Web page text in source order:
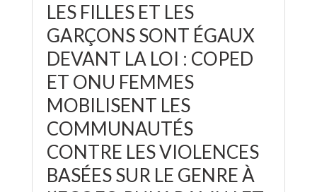
LES FILLES ET LES
GARÇONS SONT ÉGAUX
DEVANT LA LOI : COPED
ET ONU FEMMES
MOBILISENT LES
COMMUNAUTÉS
CONTRE LES VIOLENCES
BASÉES SUR LE GENRE À